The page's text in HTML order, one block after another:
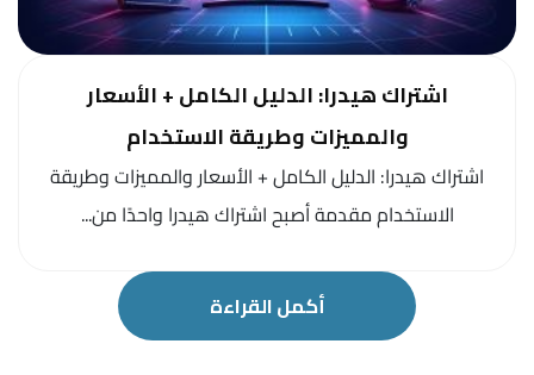
اشتراك هيدرا: الدليل الكامل + الأسعار
والمميزات وطريقة الاستخدام
اشتراك هيدرا: الدليل الكامل + الأسعار والمميزات وطريقة
الاستخدام مقدمة أصبح اشتراك هيدرا واحدًا من...
أكمل القراءة